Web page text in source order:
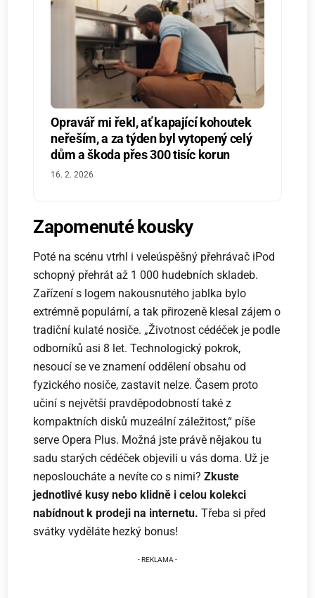
Opravář mi řekl, ať kapající kohoutek
neřeším, a za týden byl vytopený celý
dům a škoda přes 300 tisíc korun
16. 2. 2026
Zapomenuté kousky
Poté na scénu vtrhl i veleúspěšný přehrávač iPod
schopný přehrát až 1 000 hudebních skladeb.
Zařízení s logem nakousnutého jablka bylo
extrémně populární, a tak přirozeně klesal zájem o
tradiční kulaté nosiče. „Životnost cédéček je podle
odborníků asi 8 let. Technologický pokrok,
nesoucí se ve znamení oddělení obsahu od
fyzického nosiče, zastavit nelze. Časem proto
učiní s největší pravděpodobností také z
kompaktních disků muzeální záležitost,“ píše
serve Opera Plus. Možná jste právě nějakou tu
sadu starých cédéček objevili u vás doma. Už je
neposloucháte a nevíte co s nimi? Zkuste
jednotlivé kusy nebo klidně i celou kolekci
nabídnout k prodeji na internetu. Třeba si před
svátky vyděláte hezký bonus!